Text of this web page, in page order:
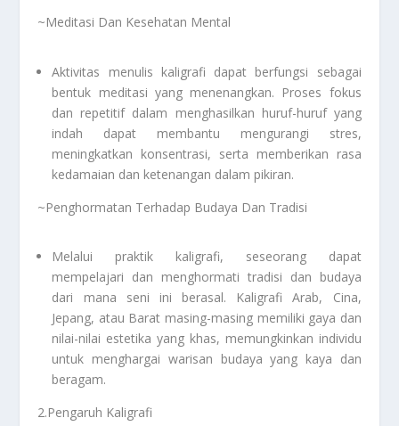
~Meditasi Dan Kesehatan Mental
Aktivitas menulis kaligrafi dapat berfungsi sebagai
bentuk meditasi yang menenangkan. Proses fokus
dan repetitif dalam menghasilkan huruf-huruf yang
indah dapat membantu mengurangi stres,
meningkatkan konsentrasi, serta memberikan rasa
kedamaian dan ketenangan dalam pikiran.
~Penghormatan Terhadap Budaya Dan Tradisi
Melalui praktik kaligrafi, seseorang dapat
mempelajari dan menghormati tradisi dan budaya
dari mana seni ini berasal. Kaligrafi Arab, Cina,
Jepang, atau Barat masing-masing memiliki gaya dan
nilai-nilai estetika yang khas, memungkinkan individu
untuk menghargai warisan budaya yang kaya dan
beragam.
2.Pengaruh Kaligrafi